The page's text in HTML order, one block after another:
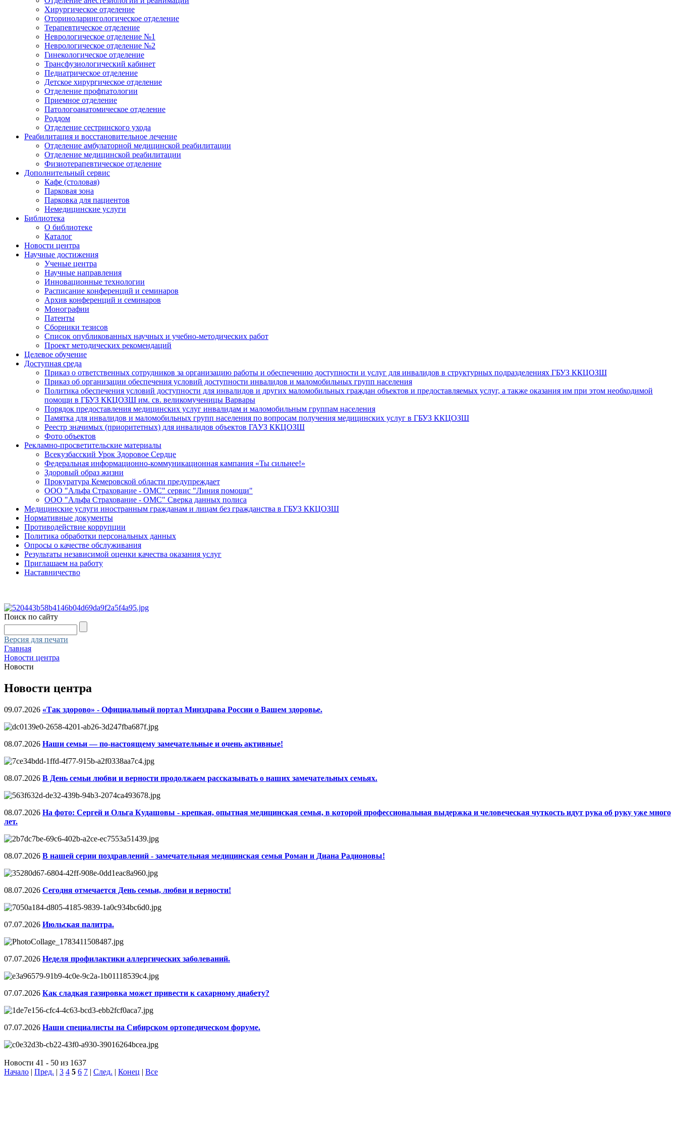
Хирургическое отделение
Оториноларингологическое отделение
Терапевтическое отделение
Неврологическое отделение №1
Неврологическое отделение №2
Гинекологическое отделение
Трансфузиологический кабинет
Педиатрическое отделение
Детское хирургическое отделение
Отделение профпатологии
Приемное отделение
Патологоанатомическое отделение
Роддом
Отделение сестринского ухода
Реабилитация и восстановительное лечение
Отделение амбулаторной медицинской реабилитации
Отделение медицинской реабилитации
Физиотерапевтическое отделение
Дополнительный сервис
Кафе (столовая)
Парковая зона
Парковка для пациентов
Немедицинские услуги
Библиотека
О библиотеке
Каталог
Новости центра
Научные достижения
Ученые центра
Научные направления
Инновационные технологии
Расписание конференций и семинаров
Архив конференций и семинаров
Монографии
Патенты
Сборники тезисов
Список опубликованных научных и учебно-методических работ
Проект методических рекомендаций
Целевое обучение
Доступная среда
Приказ о ответственных сотрудников за организацию работы и обеспечению доступности и услуг для инвалидов в структурных подразделениях ГБУЗ ККЦОЗШ
Приказ об организации обеспечения условий доступности инвалидов и маломобильных групп населения
Политика обеспечения условий доступности для инвалидов и других маломобильных граждан объектов и предоставляемых услуг, а также оказания им при этом необходимой
помощи в ГБУЗ ККЦОЗШ им. св. великомученицы Варвары
Порядок предоставления медицинских услуг инвалидам и маломобильным группам населения
Памятка для инвалидов и маломобильных групп населения по вопросам получения медицинских услуг в ГБУЗ ККЦОЗШ
Реестр значимых (приоритетных) для инвалидов объектов ГАУЗ ККЦОЗШ
Фото объектов
Рекламно-просветительские материалы
Всекузбасский Урок Здоровое Сердце
Федеральная информационно-коммуникационная кампания «Ты сильнее!»
Здоровый образ жизни
Прокуратура Кемеровской области предупреждает
ООО "Альфа Страхование - ОМС" сервис "Линия помощи"
ООО "Альфа Страхование - ОМС" Сверка данных полиса
Медицинские услуги иностранным гражданам и лицам без гражданства в ГБУЗ ККЦОЗШ
Нормативные документы
Противодействие коррупции
Политика обработки персональных данных
Опросы о качестве обслуживания
Результаты независимой оценки качества оказания услуг
Приглашаем на работу
Наставничество
Поиск по сайту
Версия для печати
Главная
Новости центра
Новости
Новости центра
09.07.2026 «Так здорово» - Официальный портал Минздрава России о Вашем здоровье.
08.07.2026 Наши семьи — по‑настоящему замечательные и очень активные!
08.07.2026 В День семьи любви и верности продолжаем рассказывать о наших замечательных семьях.
08.07.2026 На фото: Сергей и Ольга Кудашовы - крепкая, опытная медицинская семья, в которой профессиональная выдержка и человеческая чуткость идут рука об руку уже много
лет.
08.07.2026 В нашей серии поздравлений - замечательная медицинская семья Роман и Диана Радионовы!
08.07.2026 Сегодня отмечается День семьи, любви и верности!
07.07.2026 Июльская палитра.
07.07.2026 Неделя профилактики аллергических заболеваний.
07.07.2026 Как сладкая газировка может привести к сахарному диабету?
07.07.2026 Наши специалисты на Сибирском ортопедическом форуме.
Новости 41 - 50 из 1637
Начало | Пред. | 3 4 5 6 7 | След. | Конец | Все